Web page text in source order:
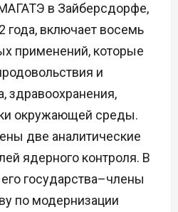
в Зайберсдорфе,
включает восемь
применений, которые
и
здравоохранения,
окружающей среды.
две аналитические
ядерного контроля. В
государства–члены
по модернизации